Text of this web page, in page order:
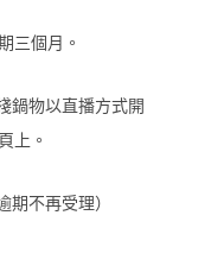
三個月。
鍋物以直播方式開
上。
不再受理）